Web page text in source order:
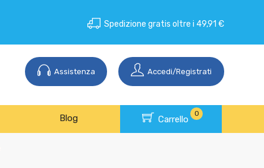
Spedizione gratis oltre i 49,91 €
Assistenza Accedi/Registrati
Blog Carrello
0